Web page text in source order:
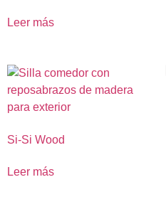
Leer más
Si-Si Wood
Leer más